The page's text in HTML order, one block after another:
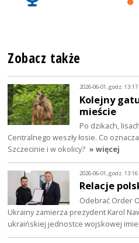
Zobacz także
2026-06-01, godz. 13:17
Kolejny
mieście
Po dzikach,
Centralnego weszły łosie. Co
Szczecinie i w okolicy? » więcej
2026-06-01, godz. 13:16
Relacje
Odebrać Order
Ukrainy zamierza prezydent Karol
ukraińskiej jednostce wojskowej